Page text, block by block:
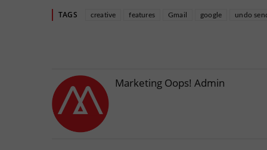
TAGS creative features Gmail google undo
Marketing Oops! Admin